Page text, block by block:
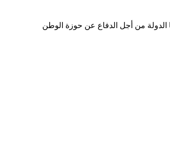
الدولة من أجل الدفاع عن حوزة الوطن